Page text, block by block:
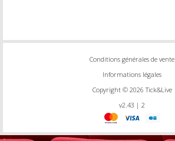
Conditions générales de vente
Informations légales
Copyright © 2026 Tick&Live
v2.43 | 2